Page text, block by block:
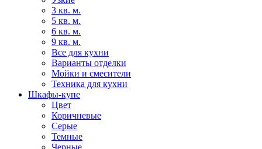
3 кв. м.
5 кв. м.
6 кв. м.
9 кв. м.
Все для кухни
Варианты отделки
Мойки и смесители
Техника для кухни
Шкафы-купе
Цвет
Коричневые
Серые
Темные
Черные